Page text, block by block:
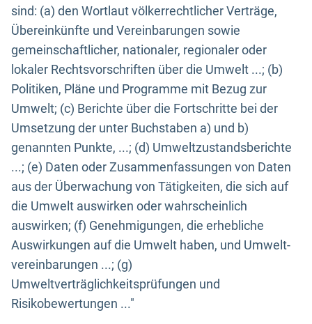
sind: (a) den Wortlaut völkerrechtlicher Verträge,
Übereinkünfte und Vereinbarungen sowie
gemeinschaftlicher, nationaler, regionaler oder
lokaler Rechtsvorschriften über die Umwelt ...; (b)
Politiken, Pläne und Programme mit Bezug zur
Umwelt; (c) Berichte über die Fortschritte bei der
Umsetzung der unter Buchstaben a) und b)
genannten Punkte, ...; (d) Umweltzustandsberichte
...; (e) Daten oder Zusammenfassungen von Daten
aus der Überwachung von Tätigkeiten, die sich auf
die Umwelt auswirken oder wahrscheinlich
auswirken; (f) Genehmigungen, die erhebliche
Auswirkungen auf die Umwelt haben, und Umwelt-
vereinbarungen ...; (g)
Umweltverträglichkeitsprüfungen und
Risikobewertungen ..."